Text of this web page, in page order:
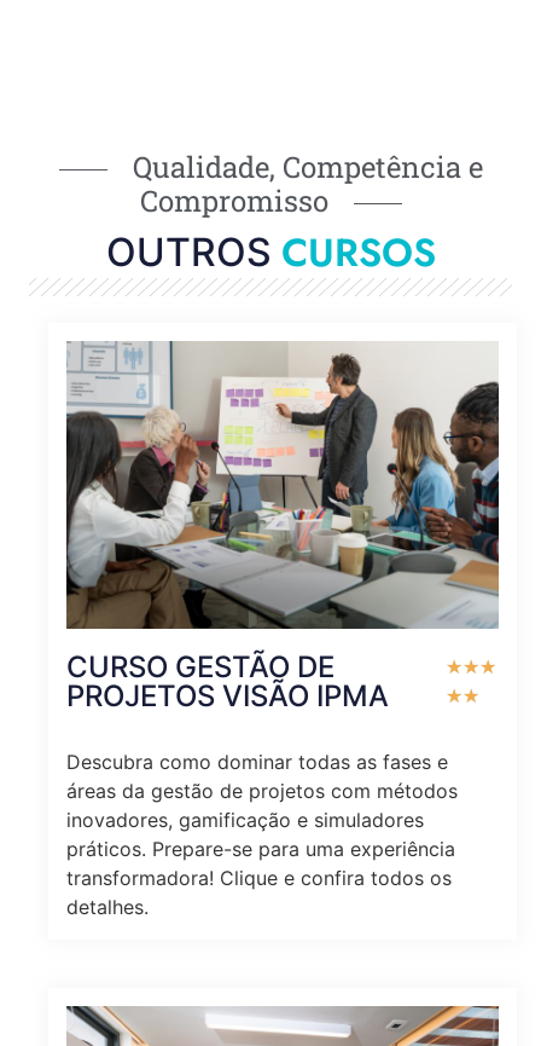
Qualidade, Competência e
Compromisso
OUTROS CURSOS
CURSO GESTÃO DE
PROJETOS VISÃO IPMA
★★★
★★
Descubra como dominar todas as fases e
áreas da gestão de projetos com métodos
inovadores, gamificação e simuladores
práticos. Prepare-se para uma experiência
transformadora! Clique e confira todos os
detalhes.